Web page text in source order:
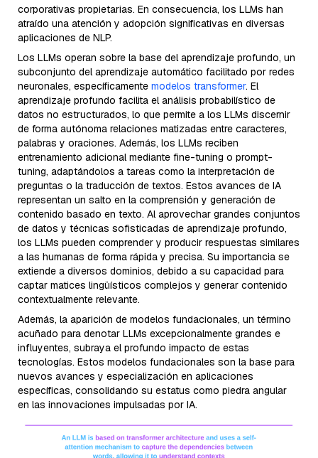
corporativas propietarias. En consecuencia, los LLMs han
atraído una atención y adopción significativas en diversas
aplicaciones de NLP.
Los LLMs operan sobre la base del aprendizaje profundo, un
subconjunto del aprendizaje automático facilitado por redes
neuronales, específicamente modelos transformer. El
aprendizaje profundo facilita el análisis probabilístico de
datos no estructurados, lo que permite a los LLMs discernir
de forma autónoma relaciones matizadas entre caracteres,
palabras y oraciones. Además, los LLMs reciben
entrenamiento adicional mediante fine-tuning o prompt-
tuning, adaptándolos a tareas como la interpretación de
preguntas o la traducción de textos. Estos avances de IA
representan un salto en la comprensión y generación de
contenido basado en texto. Al aprovechar grandes conjuntos
de datos y técnicas sofisticadas de aprendizaje profundo,
los LLMs pueden comprender y producir respuestas similares
a las humanas de forma rápida y precisa. Su importancia se
extiende a diversos dominios, debido a su capacidad para
captar matices lingüísticos complejos y generar contenido
contextualmente relevante.
Además, la aparición de modelos fundacionales, un término
acuñado para denotar LLMs excepcionalmente grandes e
influyentes, subraya el profundo impacto de estas
tecnologías. Estos modelos fundacionales son la base para
nuevos avances y especialización en aplicaciones
específicas, consolidando su estatus como piedra angular
en las innovaciones impulsadas por IA.